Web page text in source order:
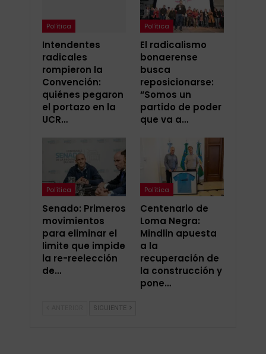
Política
Intendentes
radicales
rompieron la
Convención:
quiénes pegaron
el portazo en la
UCR…
Política
El radicalismo
bonaerense
busca
reposicionarse:
“Somos un
partido de poder
que va a…
Política
Senado: Primeros
movimientos
para eliminar el
limite que impide
la re-reelección
de…
Política
Centenario de
Loma Negra:
Mindlin apuesta
a la
recuperación de
la construcción y
pone…
SIGUIENTE